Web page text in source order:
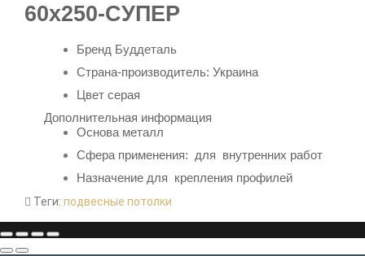
60х250-СУПЕР
Бренд Буддеталь
Страна-производитель: Украина
Цвет серая
Дополнительная информация
Основа металл
Сфера применения: для внутренних работ
Назначение для крепления профилей
Теги: подвесные потолки